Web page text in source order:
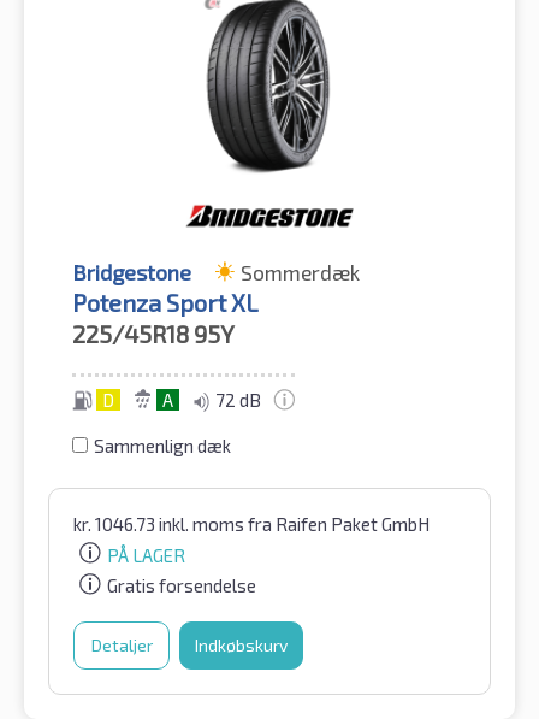
Bridgestone Sommerdæk
Potenza Sport XL
225/45R18 95Y
D A 72 dB
Sammenlign dæk
kr. 1046.73 inkl. moms fra Raifen Paket GmbH
PÅ LAGER
Gratis forsendelse
Detaljer Indkøbskurv